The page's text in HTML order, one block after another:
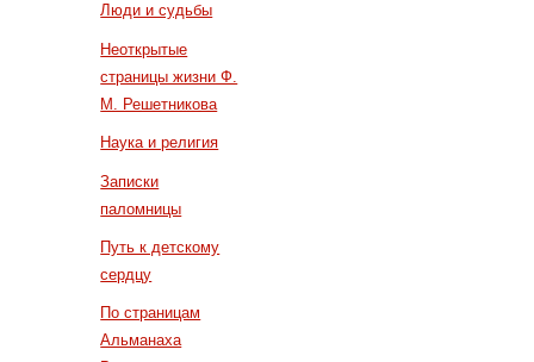
Люди и судьбы
Неоткрытые
страницы жизни Ф.
М. Решетникова
Наука и религия
Записки
паломницы
Путь к детскому
сердцу
По страницам
Альманаха